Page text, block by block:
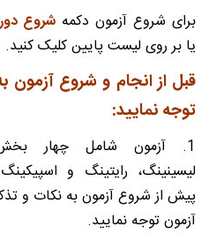
برای شروع آزمون دکمه شروع
یا بر روی لیست پایین کلیک کنید.
قبل از انجام و شروع آزمون
توجه نمایید:
1. آزمون شامل چهار
لیسینینگ، رایتینگ و
پیش از شروع آزمون به نکات و
آزمون توجه نمایید.